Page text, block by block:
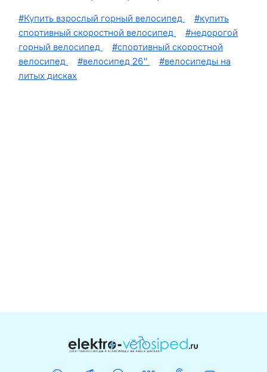
#Купить взрослый горный велосипед
#купить
спортивный скоростной велосипед
#недорогой
горный велосипед
#спортивный скоростной
велосипед
#велосипед 26"
#велосипеды на
литых дисках